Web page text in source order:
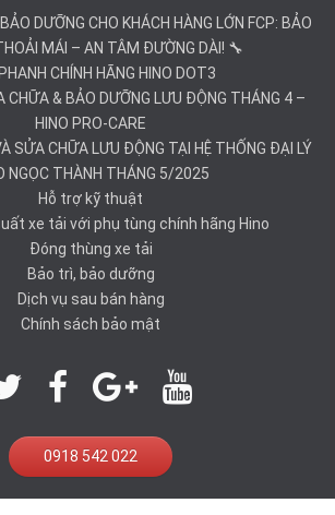
DƯỠNG CHO KHÁCH HÀNG LỚN FCP: BẢO
MÁI – AN TÂM ĐƯỜNG DÀI! 🔧
CHÍNH HÃNG HINO DOT3
CHỮA & BẢO DƯỠNG LƯU ĐỘNG THÁNG 4 –
HINO PRO-CARE
SỬA CHỮA LƯU ĐỘNG TẠI HỆ THỐNG ĐẠI LÝ
NGỌC THÀNH THÁNG 5/2025
Hỗ trợ kỹ thuật
xe tải với phụ tùng chính hãng Hino
Đóng thùng xe tải
Bảo trì, bảo dưỡng
Dịch vụ sau bán hàng
Chính sách bảo mật
0918 542 022